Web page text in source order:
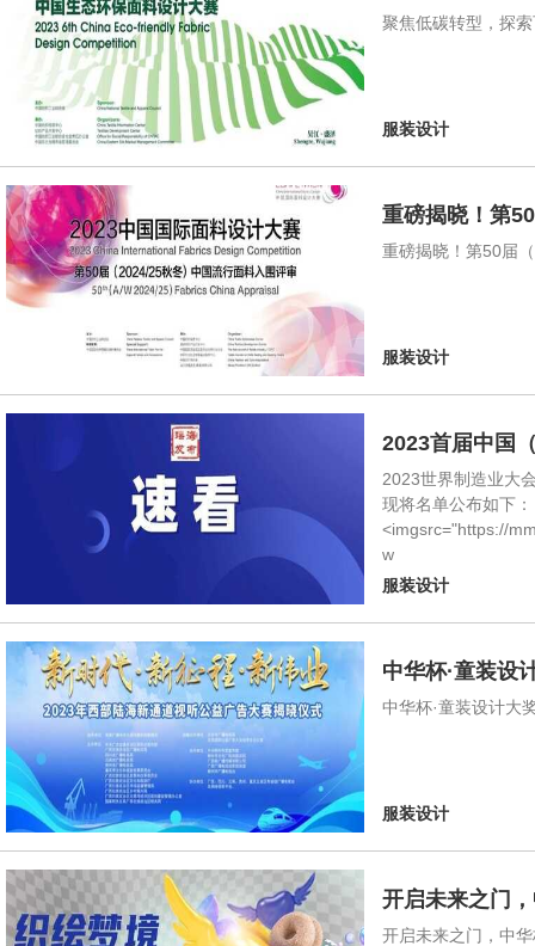
聚焦低碳转型，探
服装设计
重磅揭晓！第
重磅揭晓！第50届
服装设计
2023首届中国
2023世界制造业大
现将名单公布如下：
<imgsrc="https://
w
服装设计
中华杯·童装设
中华杯·童装设计大
服装设计
开启未来之门
开启未来之门，中